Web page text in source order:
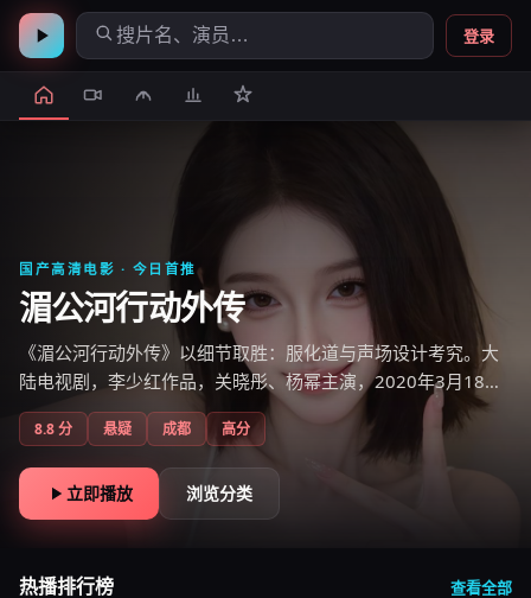
登录
国产高清电影 · 今日首推
湄公河行动外传
《湄公河行动外传》以细节取胜：服化道与声场设计考究。大
陆电视剧，李少红作品，关晓彤、杨幂主演，2020年3月18日
上线，国产电影免费在线观看高清即点即播。
8.8分 悬疑 成都 高分
立即播放 浏览分类
热播排行榜 查看全部